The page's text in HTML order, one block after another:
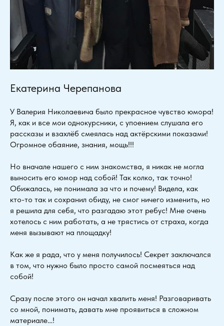
Екатерина Черепанова
У Валерия Николаевича было прекрасное чувство юмора!
Я, как и все мои однокурсники, с упоением слушала его
рассказы и взахлёб смеялась над актёрскими показами!
Огромное обаяние, знания, мощь!!!
Но вначале нашего с ним знакомства, я никак не могла
выносить его юмор над собой! Так колко, так точно!
Обижалась, не понимала за что и почему! Видела, как
кто-то так и сохранил обиду, не смог ничего изменить, но
я решила для себя, что разгадаю этот ребус! Мне очень
хотелось с ним работать, а не трястись от страха, когда
меня вызывают на площадку!
Как же я рада, что у меня получилось! Секрет заключался
в том, что нужно было просто самой посмеяться над
собой!
Сразу после этого он начал хвалить меня! Разговаривать
со мной, понимать, давать мне проявиться в сложном
материале…!